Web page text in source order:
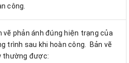
công.
vẽ phản ánh đúng hiện trạng của
trình sau khi hoàn công. Bản vẽ
thường được: